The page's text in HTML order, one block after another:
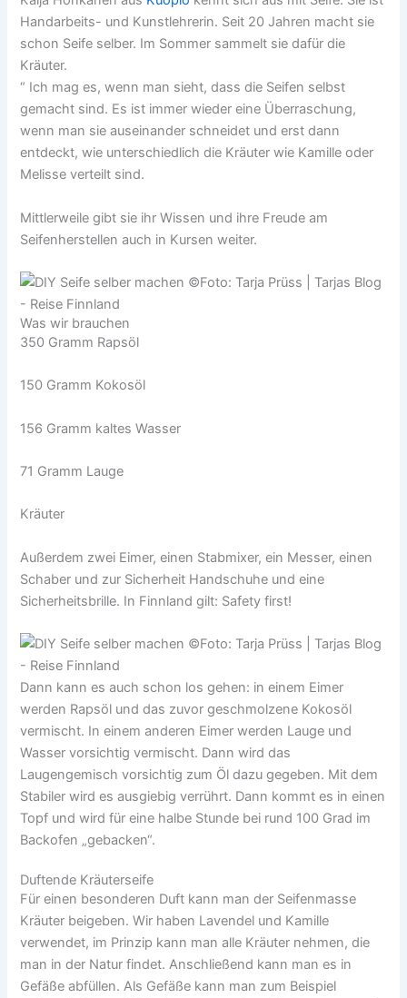
Handarbeits- und Kunstlehrerin. Seit 20 Jahren macht sie
schon Seife selber. Im Sommer sammelt sie dafür die
Kräuter.
“ Ich mag es, wenn man sieht, dass die Seifen selbst
gemacht sind. Es ist immer wieder eine Überraschung,
wenn man sie auseinander schneidet und erst dann
entdeckt, wie unterschiedlich die Kräuter wie Kamille oder
Melisse verteilt sind.
Mittlerweile gibt sie ihr Wissen und ihre Freude am
Seifenherstellen auch in Kursen weiter.
Was wir brauchen
350 Gramm Rapsöl
150 Gramm Kokosöl
156 Gramm kaltes Wasser
71 Gramm Lauge
Kräuter
Außerdem zwei Eimer, einen Stabmixer, ein Messer, einen
Schaber und zur Sicherheit Handschuhe und eine
Sicherheitsbrille. In Finnland gilt: Safety first!
Dann kann es auch schon los gehen: in einem Eimer
werden Rapsöl und das zuvor geschmolzene Kokosöl
vermischt. In einem anderen Eimer werden Lauge und
Wasser vorsichtig vermischt. Dann wird das
Laugengemisch vorsichtig zum Öl dazu gegeben. Mit dem
Stabiler wird es ausgiebig verrührt. Dann kommt es in einen
Topf und wird für eine halbe Stunde bei rund 100 Grad im
Backofen „gebacken“.
Duftende Kräuterseife
Für einen besonderen Duft kann man der Seifenmasse
Kräuter beigeben. Wir haben Lavendel und Kamille
verwendet, im Prinzip kann man alle Kräuter nehmen, die
man in der Natur findet. Anschließend kann man es in
Gefäße abfüllen. Als Gefäße kann man zum Beispiel